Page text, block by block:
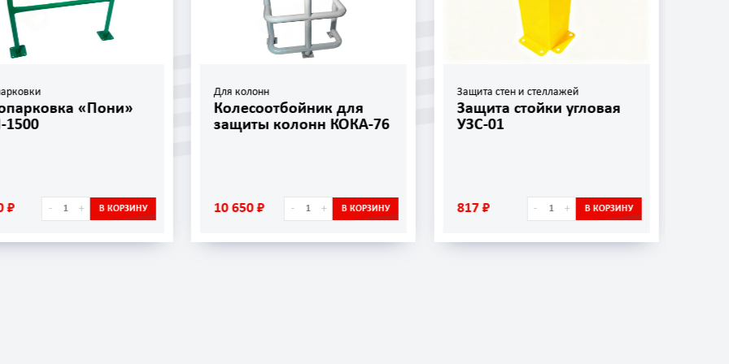
«Пони»
1500
₽ - + В КОРЗИНУ
Для колонн
Колесоотбойник для
защиты колонн КОКА-76
10 650 ₽ - + В КОРЗИНУ
Защита стен и стеллажей
Защита стойки угловая
УЗС-01
817 ₽ - + В КОРЗИНУ